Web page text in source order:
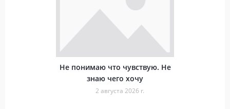
Не понимаю что чувствую. Не
знаю чего хочу
2 августа 2026 г.